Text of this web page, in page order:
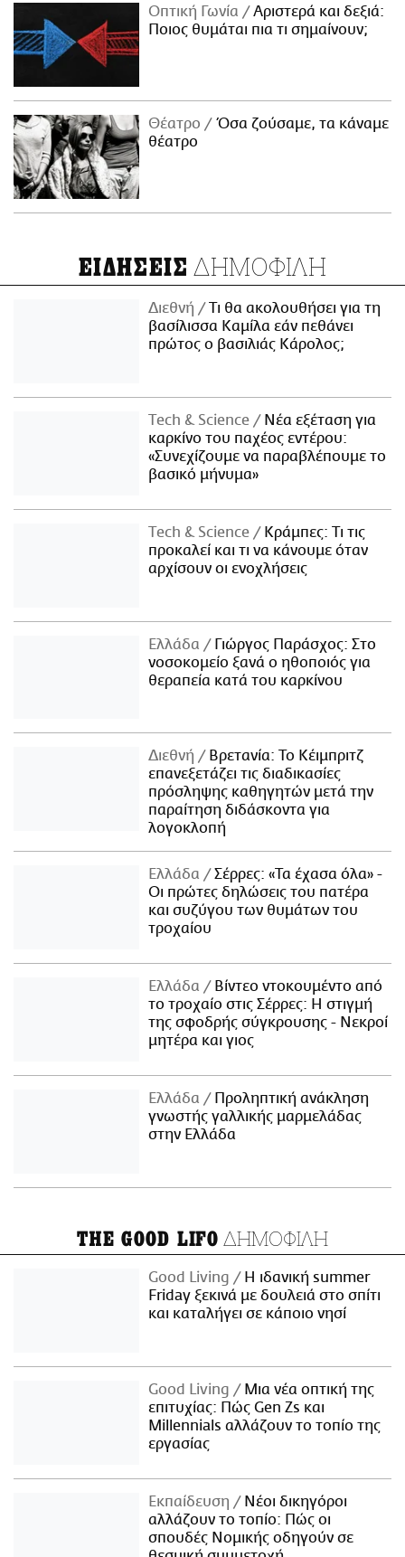
Οπτική Γωνία
Αριστερά και δεξιά:
Ποιος θυμάται πια τι σημαίνουν;
Θέατρο
Όσα ζούσαμε, τα κάναμε
θέατρο
ΕΙΔΗΣΕΙΣ ΔΗΜΟΦΙΛΗ
Διεθνή
Τι θα ακολουθήσει για τη
βασίλισσα Καμίλα εάν πεθάνει
πρώτος ο βασιλιάς Κάρολος;
Τech & Science
Νέα εξέταση για
καρκίνο του παχέος εντέρου:
«Συνεχίζουμε να παραβλέπουμε το
βασικό μήνυμα»
Τech & Science
Κράμπες: Τι τις
προκαλεί και τι να κάνουμε όταν
αρχίσουν οι ενοχλήσεις
Ελλάδα
Γιώργος Παράσχος: Στο
νοσοκομείο ξανά ο ηθοποιός για
θεραπεία κατά του καρκίνου
Διεθνή
Βρετανία: Το Κέιμπριτζ
επανεξετάζει τις διαδικασίες
πρόσληψης καθηγητών μετά την
παραίτηση διδάσκοντα για
λογοκλοπή
Ελλάδα
Σέρρες: «Τα έχασα όλα» -
Οι πρώτες δηλώσεις του πατέρα
και συζύγου των θυμάτων του
τροχαίου
Ελλάδα
Βίντεο ντοκουμέντο από
το τροχαίο στις Σέρρες: Η στιγμή
της σφοδρής σύγκρουσης - Νεκροί
μητέρα και γιος
Ελλάδα
Προληπτική ανάκληση
γνωστής γαλλικής μαρμελάδας
στην Ελλάδα
THE GOOD LIFO ΔΗΜΟΦΙΛΗ
Good Living
Η ιδανική summer
Friday ξεκινά με δουλειά στο σπίτι
και καταλήγει σε κάποιο νησί
Good Living
Μια νέα οπτική της
επιτυχίας: Πώς Gen Zs και
Millennials αλλάζουν το τοπίο της
εργασίας
Εκπαίδευση
Νέοι δικηγόροι
αλλάζουν το τοπίο: Πώς οι
σπουδές Νομικής οδηγούν σε